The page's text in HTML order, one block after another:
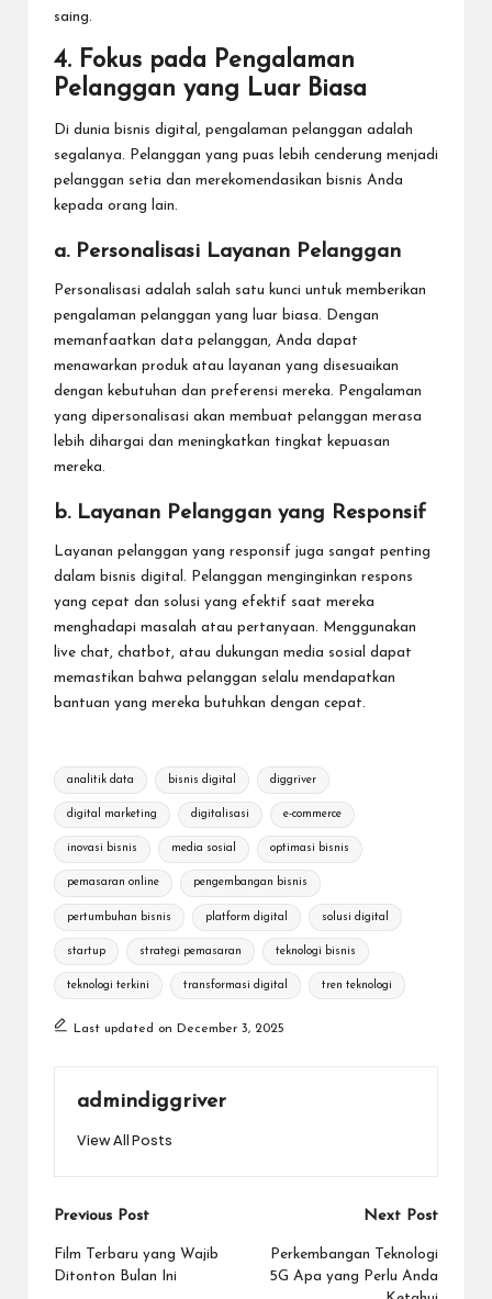
saing.
4. Fokus pada Pengalaman
Pelanggan yang Luar Biasa
Di dunia bisnis digital, pengalaman pelanggan adalah
segalanya. Pelanggan yang puas lebih cenderung menjadi
pelanggan setia dan merekomendasikan bisnis Anda
kepada orang lain.
a. Personalisasi Layanan Pelanggan
Personalisasi adalah salah satu kunci untuk memberikan
pengalaman pelanggan yang luar biasa. Dengan
memanfaatkan data pelanggan, Anda dapat
menawarkan produk atau layanan yang disesuaikan
dengan kebutuhan dan preferensi mereka. Pengalaman
yang dipersonalisasi akan membuat pelanggan merasa
lebih dihargai dan meningkatkan tingkat kepuasan
mereka.
b. Layanan Pelanggan yang Responsif
Layanan pelanggan yang responsif juga sangat penting
dalam bisnis digital. Pelanggan menginginkan respons
yang cepat dan solusi yang efektif saat mereka
menghadapi masalah atau pertanyaan. Menggunakan
live chat, chatbot, atau dukungan media sosial dapat
memastikan bahwa pelanggan selalu mendapatkan
bantuan yang mereka butuhkan dengan cepat.
Tags:
analitik data bisnis digital diggriver
digital marketing digitalisasi e-commerce
inovasi bisnis media sosial optimasi bisnis
pemasaran online pengembangan bisnis
pertumbuhan bisnis platform digital solusi digital
startup strategi pemasaran teknologi bisnis
teknologi terkini transformasi digital tren teknologi
Last updated on December 3, 2025
admindiggriver
View All Posts
Post
navigation
Previous Post
Film Terbaru yang Wajib
Ditonton Bulan Ini
Next Post
Perkembangan Teknologi
5G Apa yang Perlu Anda